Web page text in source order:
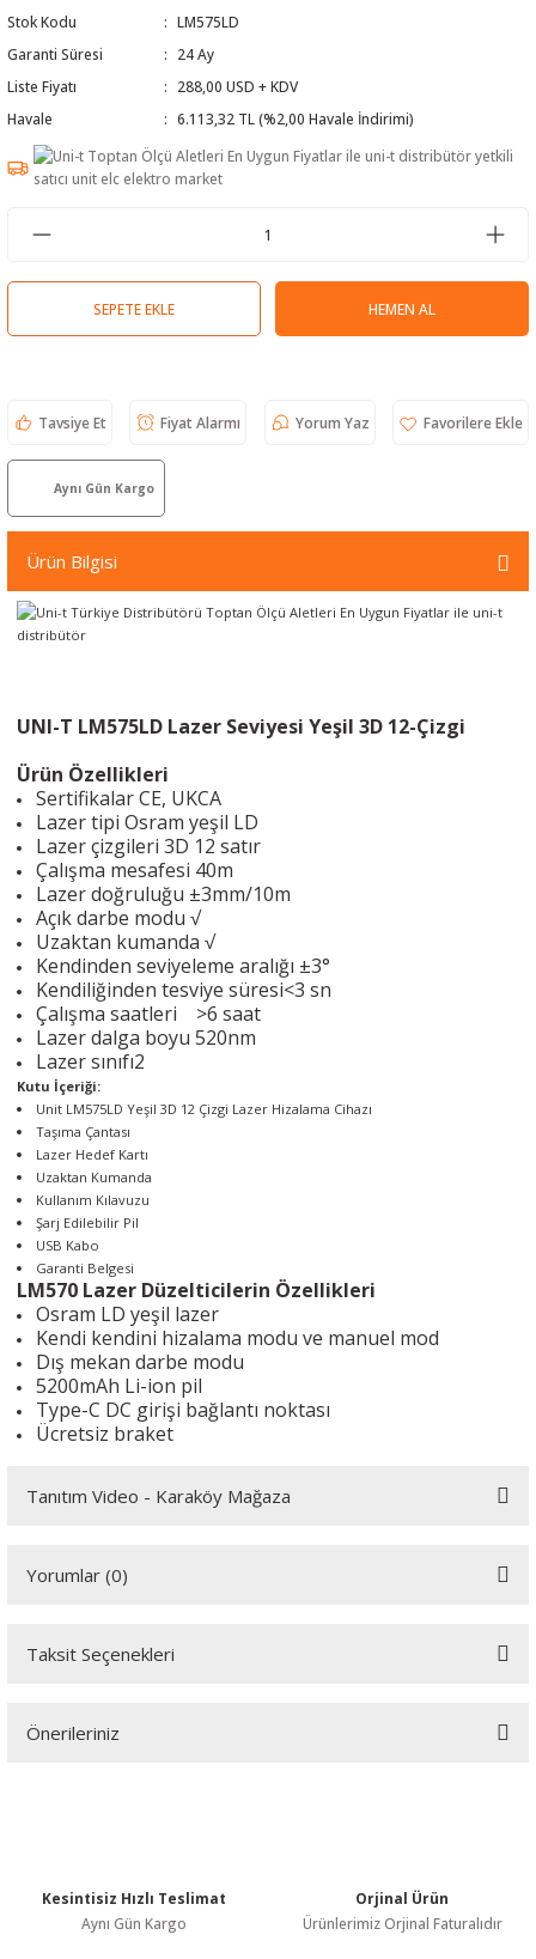
Cihazı
ve Kablo Bulucular
Cihazları
Stok Kodu
LM575LD
Garanti Süresi
24 Ay
Liste Fiyatı
288,00 USD + KDV
Havale
6.113,32 TL (%2,00 Havale İndirimi)
SEPETE EKLE HEMEN AL
Tavsiye Et Fiyat Alarmı Yorum Yaz
Aynı Gün Kargo
Ürün Bilgisi
UNI-T LM575LD Lazer Seviyesi Yeşil 3D 12-Çizgi
Ürün Özellikleri
SertifikalarCE, UKCA
Lazer tipiOsram yeşil LD
Lazer çizgileri 3D 12 satır
Çalışma mesafesi 40m
Lazer doğruluğu ±3mm/10m
Açık darbe modu √
Uzaktan kumanda √
Kendinden seviyeleme aralığı ±3°
Kendiliğinden tesviye süresi<3 sn
Çalışma saatleri >6 saat
Lazer dalga boyu520nm
Lazer sınıfı2
Kutu İçeriği:
Unit LM575LD Yeşil 3D 12 Çizgi Lazer Hizalama Cihazı
Taşıma Çantası
Lazer Hedef Kartı
Uzaktan Kumanda
Kullanım Kılavuzu
Şarj Edilebilir Pil
USB Kabo
Garanti Belgesi
LM570 Lazer Düzelticilerin Özellikleri
Osram LD yeşil lazer
Kendi kendini hizalama modu ve manuel mod
Dış mekan darbe modu
5200mAh Li-ion pil
Type-C DC girişi bağlantı noktası
Ücretsiz braket
Tanıtım Video - Karaköy Mağaza
Yorumlar (0)
Bu ürüne ilk yorumu siz yapın!
Taksit Seçenekleri
Önerileriniz
Ürün resmi kalitesiz, bozuk veya görüntülenemiyor.
Kesintisiz Hızlı Teslimat
Aynı Gün Kargo
Orjinal Ürün
Ürünlerimiz Orjinal Faturalıdır